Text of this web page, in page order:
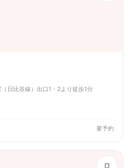
（日比谷線）出口1・2より徒歩1分
要予約